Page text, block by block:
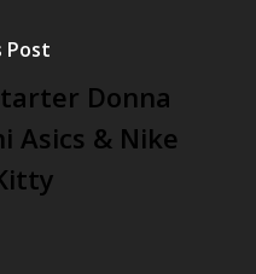
Post
Donna
Asics & Nike